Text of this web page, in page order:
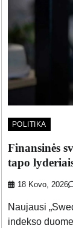
POLITIKA
Finansinės
tapo
18 Kovo, 2026
Naujausi
indekso